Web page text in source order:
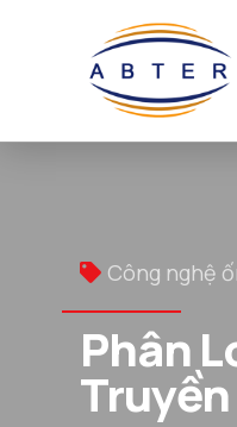
Công nghệ
Phân